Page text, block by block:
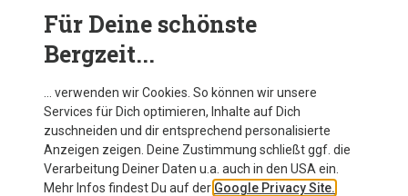
Du sparst 35%
Für Deine schönste
Bergzeit...
… verwenden wir Cookies. So können wir unsere
Services für Dich optimieren, Inhalte auf Dich
zuschneiden und dir entsprechend personalisierte
Anzeigen zeigen. Deine Zustimmung schließt ggf. die
Verarbeitung Deiner Daten u.a. auch in den USA ein.
Mehr Infos findest Du auf der Google Privacy Site.